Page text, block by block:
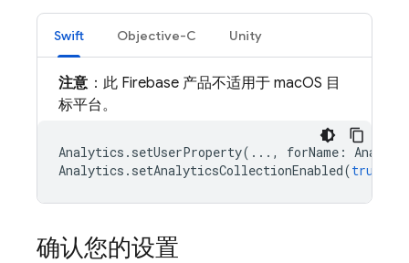
Swift Objective-C Unity
注意：此 Firebase 产品不适用于 macOS 目
标平台。
Analytics . setUserProperty(..., forName :
Analytics . setAnalyticsCollectionEnabled(true
确认您的设置